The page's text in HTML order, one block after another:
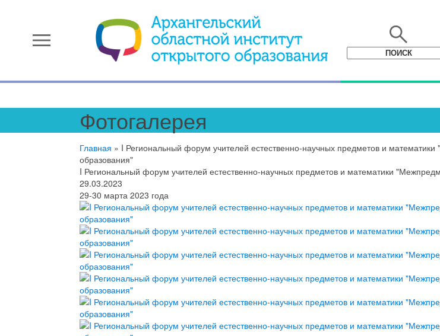
menu search
Фотогалерея
Главная » I Региональный форум учителей естественно-научных предметов и
образования"
I Региональный форум учителей естественно-научных предметов и математики
29.03.2023
29-30 марта 2023 года